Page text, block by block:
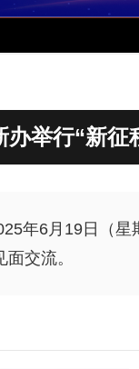
办举行“新
年6月19日（
交流。